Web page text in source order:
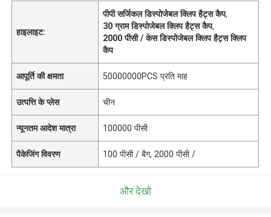
हाइलाइट:
पीपी सर्जिकल डिस्पोजेबल क्लिप हैट्स कैप,
30 ग्राम डिस्पोजेबल क्लिप हैट्स कैप,
2000 पीसी / केस डिस्पोजेबल क्लिप हैट्स क्लिप
कैप
आपूर्ति की क्षमता 50000000PCS प्रति माह
उत्पत्ति के प्लेस चीन
न्यूनतम आदेश मात्रा 100000 पीसी
पैकेजिंग विवरण 100 पीसी / बैग, 2000 पीसी /
और देखो